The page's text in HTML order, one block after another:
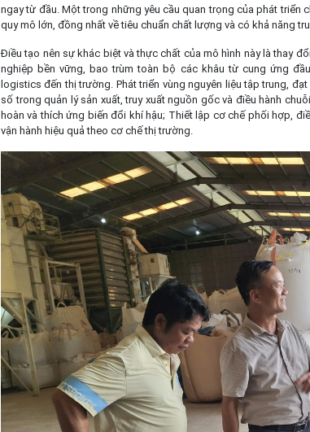
ngay từ đầu. Một trong những yêu cầu quan trọng của phát triển
quy mô lớn, đồng nhất về tiêu chuẩn chất lượng và có khả năng
Điều tạo nên sự khác biệt và thực chất của mô hình này là thay
nghiệp bền vững, bao trùm toàn bộ các khâu từ cung ứng
logistics đến thị trường. Phát triển vùng nguyên liệu tập trung,
số trong quản lý sản xuất, truy xuất nguồn gốc và điều hành
hoàn và thích ứng biến đổi khí hậu; Thiết lập cơ chế phối hợp,
vận hành hiệu quả theo cơ chế thị trường.